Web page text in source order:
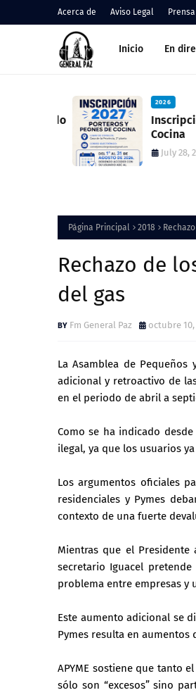
Acerca de Aviso Legal
Inicio En
2026
Inscripción 2027
Cocina
July 28, 2026
Página Principal 2018
Rechazo de
del gas
Fm General Paz octubre 10,
La Asamblea de
adicional y retroactivo de
en el periodo de abril a
Como se ha indicado
ilegal, ya que los usuarios
Los argumentos oficiales
residenciales y Pymes
contexto de una fuerte
Mientras que el
secretario Iguacel
problema entre empresas y
Este aumento adicional se
Pymes resulta en aumentos
APYME sostiene que tanto
sólo son “excesos” sino